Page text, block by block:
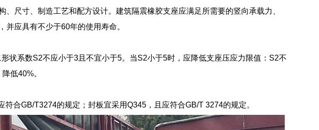
尺寸、制造工艺和配方设计。建筑隔震橡胶支座应满足所需要的竖向承载力、
应具有不少于60年的使用寿命。
状系数S2不应小于3且不宜小于5。当S2小于5时，应降低支座压应力限值：S2不
低40%。
合GB/T3274的规定；封板宜采用Q345，且应符合GB/T 3274的规定。